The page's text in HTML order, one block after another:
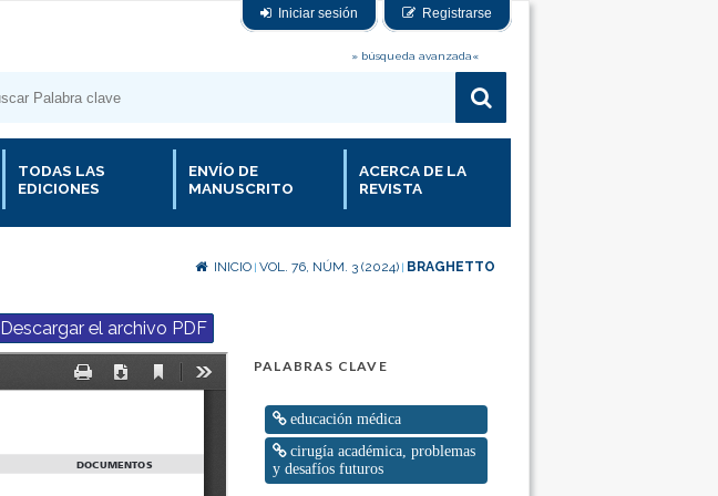
Iniciar sesión Registrarse
» búsqueda avanzada«
TODAS LAS
EDICIONES
ENVÍO DE
MANUSCRITO
ACERCA DE LA
REVISTA
INICIO VOL. 76, NÚM. 3 (2024) BRAGHETTO
PALABRAS CLAVE
educación médica
cirugía académica, problemas
y desafíos futuros
Descargar el archivo PDF